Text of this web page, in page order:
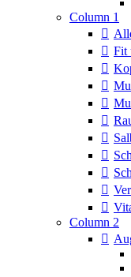
Column 1
Fit
Column 2